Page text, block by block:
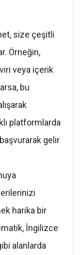
size çeşitli
Örneğin,
veya içerik
bu
platformlarda
gelir
harika bir
İngilizce
alanlarda